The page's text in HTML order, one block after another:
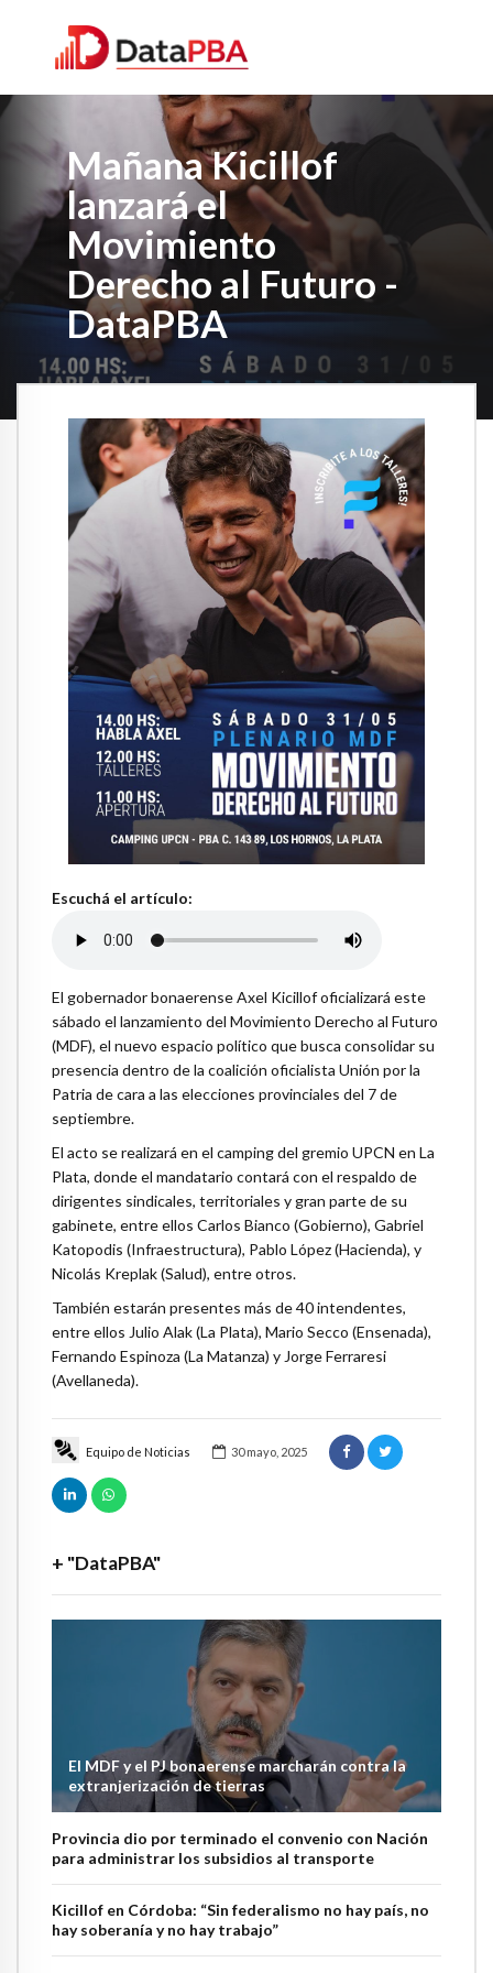
Mañana Kicillof
lanzará el
Movimiento
Derecho al Futuro -
DataPBA
Equipo de Noticias 30 mayo, 2025
+ "DataPBA"
El MDF y el PJ bonaerense marcharán contra la
extranjerización de tierras
Provincia dio por terminado el convenio con Nación
para administrar los subsidios al transporte
Kicillof en Córdoba: “Sin federalismo no hay país, no
hay soberanía y no hay trabajo”
Escuchá el artículo:
El gobernador bonaerense Axel Kicillof oficializará este
sábado el lanzamiento del Movimiento Derecho al Futuro
(MDF), el nuevo espacio político que busca consolidar su
presencia dentro de la coalición oficialista Unión por la
Patria de cara a las elecciones provinciales del 7 de
septiembre.
El acto se realizará en el camping del gremio UPCN en La
Plata, donde el mandatario contará con el respaldo de
dirigentes sindicales, territoriales y gran parte de su
gabinete, entre ellos Carlos Bianco (Gobierno), Gabriel
Katopodis (Infraestructura), Pablo López (Hacienda), y
Nicolás Kreplak (Salud), entre otros.
También estarán presentes más de 40 intendentes,
entre ellos Julio Alak (La Plata), Mario Secco (Ensenada),
Fernando Espinoza (La Matanza) y Jorge Ferraresi
(Avellaneda).